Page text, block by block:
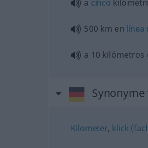
a cinco
500 km en línea
a 10 kilómetros
Kilometer, klick